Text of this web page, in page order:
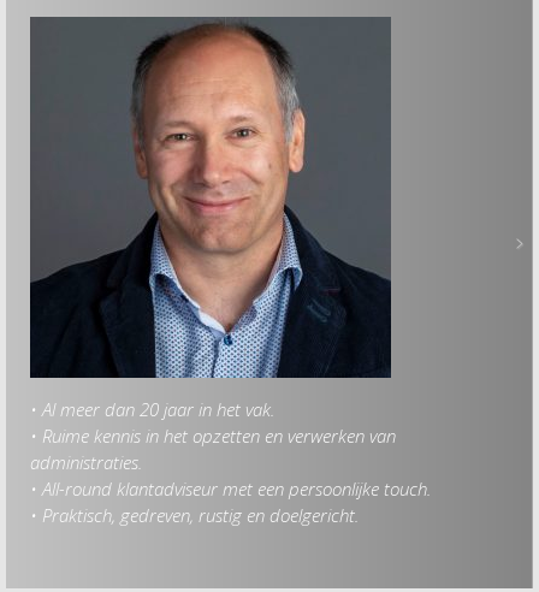
• Al meer dan 20 jaar in het vak.
• Ruime kennis in het opzetten en verwerken van
administraties.
• All-round klantadviseur met een persoonlijke touch.
• Praktisch, gedreven, rustig en doelgericht.
>